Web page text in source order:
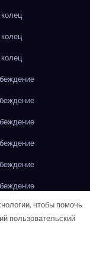
чтобы помочь
пользовательский